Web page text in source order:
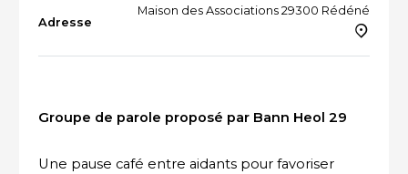
VOTRE SANTÉ ET CELLE DE VOTRE PROCHE
ACTUALITÉS DU SECTEUR
Adresse
Maison des Associations 29300 Rédéné
Groupe de parole proposé par Bann Heol 29
Une pause café entre aidants pour favoriser